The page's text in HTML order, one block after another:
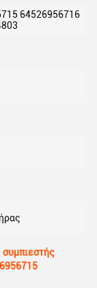
64526956716
συμπιεστής